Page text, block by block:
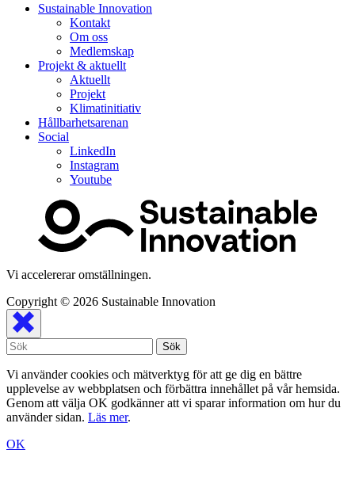
Sustainable Innovation
Kontakt
Om oss
Medlemskap
Projekt & aktuellt
Aktuellt
Projekt
Klimatinitiativ
Hållbarhetsarenan
Social
LinkedIn
Instagram
Youtube
Vi accelererar omställningen.
Copyright © 2026 Sustainable Innovation
Vi använder cookies och mätverktyg för att ge dig en bättre
upplevelse av webbplatsen och förbättra innehållet på vår hemsida.
Genom att välja OK godkänner att vi sparar information om hur du
använder sidan. Läs mer.
OK